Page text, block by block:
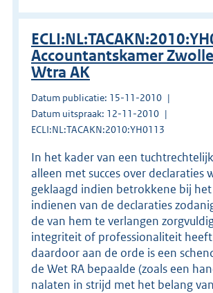
Accountantskamer
Wtra AK
Datum publicatie: 15-11-2010
Datum uitspraak: 12-11-2010
ECLI:NL:TACAKN:2010:YH0113
In het kader van een
alleen met succes over declaraties
geklaagd indien betrokkene bij
indienen van de declaraties
de van hem te verlangen
integriteit of professionaliteit
daardoor aan de orde is een
de Wet RA bepaalde (zoals een
nalaten in strijd met het belang